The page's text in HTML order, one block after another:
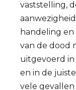
vaststelling,
handeling
van de dood
uitgevoerd
en in de
vele